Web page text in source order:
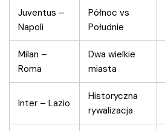
Juventus –
Napoli
Północ vs
Południe
Milan –
Roma
Dwa wielkie
miasta
Inter – Lazio
Historyczna
rywalizacja